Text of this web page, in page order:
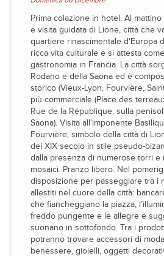
Prima colazione in hotel. Al
e visita guidata di Lione, città che
quartiere rinascimentale d'Europa
ricca vita culturale e si attesta
gastronomia in Francia. La città
Rodano e della Saona ed è
storico (Vieux-Lyon, Fourvière,
più commerciale (Place des
Rue de la République, sulla
Saona). Visita all’imponente
Fourvière, simbolo della città di
del XIX secolo in stile pseudo-
dalla presenza di numerose torri e
mosaici. Pranzo libero. Nel
disposizione per passeggiare tra i
allestiti nel cuore della città:
che fiancheggiano la piazza,
freddo pungente e le allegre e
suonano in sottofondo. Tra i
potranno trovare accessori di
benessere, gioielli, oggetti